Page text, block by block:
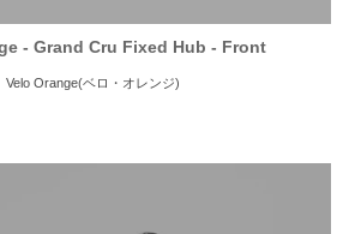
- Grand Cru Fixed Hub - Front
Velo Orange(ベロ・オレンジ)